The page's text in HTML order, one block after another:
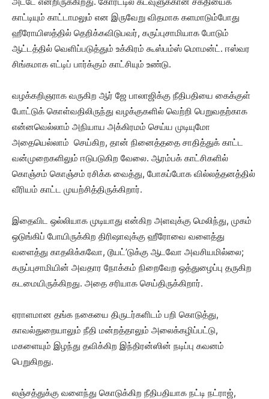
காட்டியும் காட்டாமலும் என இருவேறு விதமாக களமாடும்போது
ஹீரோயிஸத்தில் தெறிக்கவிடுபவர், கருப்புசாமியாக போடும்
ஆட்டத்தில் வெளிப்படுத்தும் உக்கிரம் கூஸ்பம்ஸ் மொமன்ட். ஈஸ்வர
சிங்கமாக எட்டிப் பார்க்கும் காட்சியும் உண்டு.
வழக்கறிஞராக வருகிற ஆர் ஜே பாலாஜிக்கு நீதிபதியை கைக்குள்
போட்டுக் கொள்வதிலிருந்து வழக்குகளில் வெற்றி பெறுவதற்காக
என்னவெல்லாம் அநியாய அக்கிரமம் செய்ய முடியுமோ
அதையெல்லாம் செய்கிற, தான் நினைத்ததை சாதித்துக் காட்ட
வன்முறைகளிலும் ஈடுபடுகிற வேலை. ஆரம்பக் காட்சிகளில்
கொஞ்சம் கொஞ்சம் ரசிக்க வைத்து, போகப்போக வில்லத்தனத்தில்
வீரியம் காட்ட முயற்சித்திருக்கிறார்.
இதைவிட ஒல்லியாக முடியாது என்கிற அளவுக்கு மெலிந்து, முகம்
ஒடுங்கிப் போயிருக்கிற திரிஷாவுக்கு ஹீரோவை வளைத்து
வளைத்து காதலிக்கவோ, டூயட்’டுக்கு ஆடவோ அவசியமில்லை;
கருப்புசாமியின் அவதார நோக்கம் நிறைவேற ஒத்துழைப்பு தருகிற
கடமையிருக்கிறது. அதை சரியாக செய்திருக்கிறார்.
ஏராளமான தங்க நகையை திருடர்களிடம் பறி கொடுத்து,
காவல்துறையாலும் நீதி மன்றத்தாலும் அலைக்கழிப்பட்டு,
மகளையும் இழந்து தவிக்கிற இந்திரன்ஸின் நடிப்பு கவனம்
பெறுகிறது.
லஞ்சத்துக்கு வளைந்து கொடுக்கிற நீதிபதியாக நட்டி நட்ராஜ்,